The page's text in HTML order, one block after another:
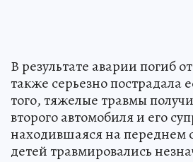
В результате аварии погиб
также серьезно пострадала
того, тяжелые травмы
второго автомобиля и его
находившаяся на переднем
детей травмировались